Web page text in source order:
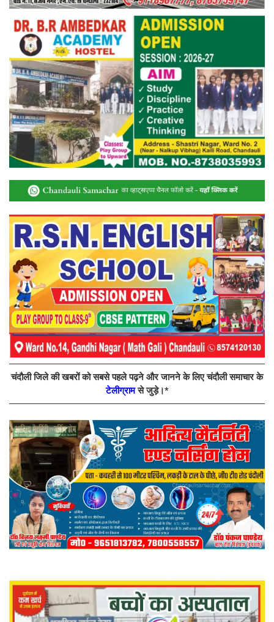
चंदौली जिले की खबरों को सबसे पहले पढ़ने और जानने के लिए चंदौली समाचार के
टेलीग्रामसे जुड़े।*